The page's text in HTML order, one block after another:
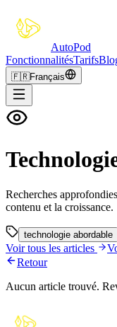
AutoPod
FonctionnalitésTarifs
🇫🇷Français
Recherches
contenu et la croissance.
technologie abordable
Voir tous les articles
Retour
Aucun article trouvé.